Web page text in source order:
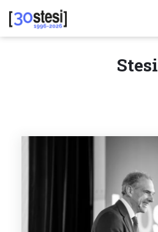
Stesi